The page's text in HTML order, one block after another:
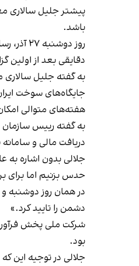
پیشتر جلیل سالاری
باشد.
روز دوشنبه ۲۷ آذر، رسانه‌های ایران از اختلال گسترده و سراسری در جایگاه‌های سوخت شهرهای مختلف ایران و توقف کامل عملیات سوخت‌رسانی به وسایل نقلیه خبر دادند.
دقایقی بعد از
به گفته جلیل سالاری معاون
هفته‌های متوالی
به گفته رییس
دریافت مالی و
جلالی بدون اشاره
حدس بزنیم اما برای
در همان روز دوشنبه
دشمن را تایید کرد.»
شرکت ملی پخش
بود.
جلالی در توجیه این